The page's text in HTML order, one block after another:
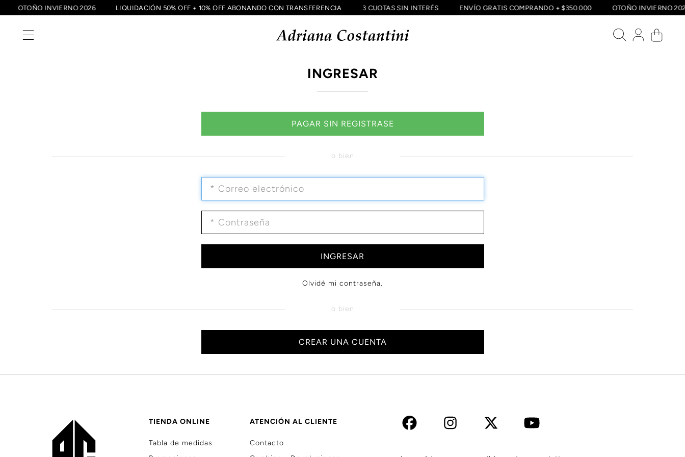
OTOÑO INVIERNO 2026 LIQUIDACIÓN 50% OFF + 10% OFF ABONANDO CON TRANSFERENCIA 3 CUOTAS SIN INTERÉS ENVÍO GRATIS COMPRANDO + $350.000 OTOÑO INVIERNO
INGRESAR
PAGAR SIN REGISTRASE
o bien
INGRESAR
Olvidé mi contraseña.
o bien
CREAR UNA CUENTA
TIENDA ONLINE
Tabla de medidas
ATENCIÓN AL CLIENTE
Contacto